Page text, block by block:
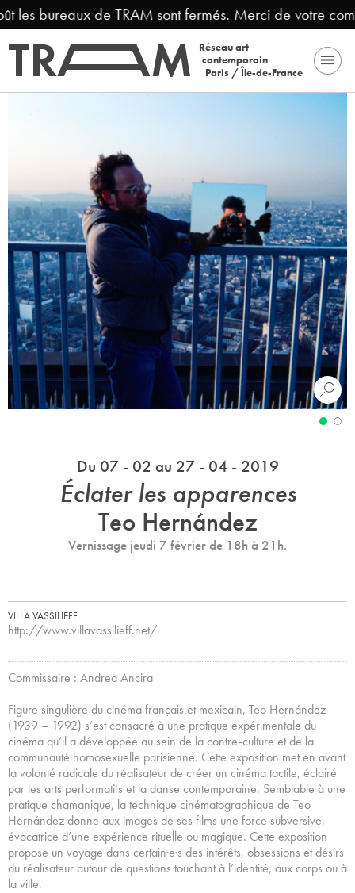
les bureaux de TRAM sont fermés. Merci de votre
Réseau art
contemporain
Paris / Île-de-France
Du 07 - 02 au 27 - 04 - 2019
Éclater les apparences
Teo Hernández
Vernissage jeudi 7 février de 18h à 21h.
VILLA VASSILIEFF
http://www.villavassilieff.net/
Commissaire : Andrea Ancira
Figure singulière du cinéma français et mexicain, Teo Hernández
(1939 – 1992) s’est consacré à une pratique expérimentale du
cinéma qu’il a développée au sein de la contre-culture et de la
communauté homosexuelle parisienne. Cette exposition met en avant
la volonté radicale du réalisateur de créer un cinéma tactile, éclairé
par les arts performatifs et la danse contemporaine. Semblable à une
pratique chamanique, la technique cinématographique de Teo
Hernández donne aux images de ses films une force subversive,
évocatrice d’une expérience rituelle ou magique. Cette exposition
propose un voyage dans certain·e·s des intérêts, obsessions et désirs
du réalisateur autour de questions touchant à l’identité, aux corps ou à
la ville.